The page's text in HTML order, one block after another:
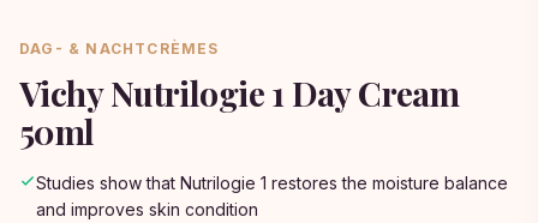
DAG- & NACHTCRÈMES
Vichy Nutrilogie 1 Day Cream
50ml
Studies show that Nutrilogie 1 restores the moisture balance
and improves skin condition